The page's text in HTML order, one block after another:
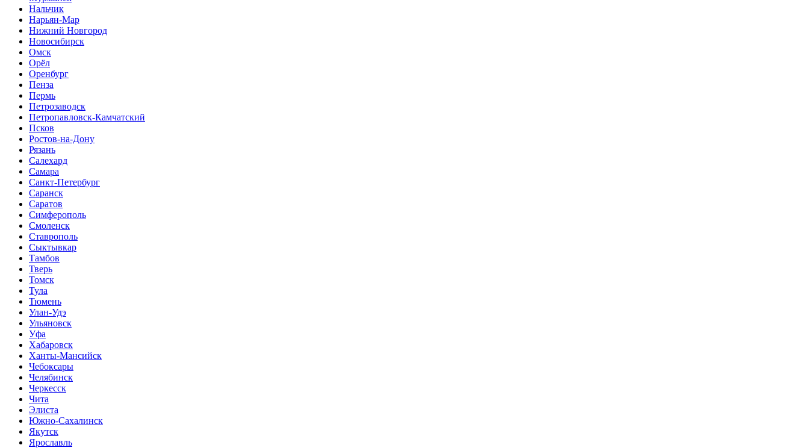
Нальчик
Нарьян-Мар
Нижний Новгород
Новосибирск
Омск
Орёл
Оренбург
Пенза
Пермь
Петрозаводск
Петропавловск-Камчатский
Псков
Ростов-на-Дону
Рязань
Салехард
Самара
Санкт-Петербург
Саранск
Саратов
Симферополь
Смоленск
Ставрополь
Сыктывкар
Тамбов
Тверь
Томск
Тула
Тюмень
Улан-Удэ
Ульяновск
Уфа
Хабаровск
Ханты-Мансийск
Чебоксары
Челябинск
Черкесск
Чита
Элиста
Южно-Сахалинск
Якутск
Ярославль